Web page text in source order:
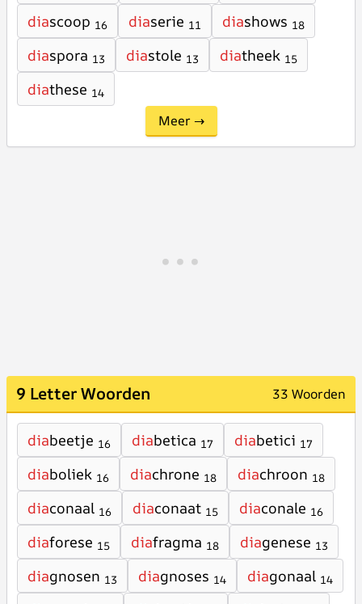
diascoop 16 diaserie 11 diashows 18
diaspora 13 diastole 13 diatheek 15
diathese 14
Meer →
9 Letter Woorden 33 Woorden
diabeetje 16 diabetica 17 diabetici 17
diaboliek 16 diachrone 18 diachroon 18
diaconaal 16 diaconaat 15 diaconale 16
diaforese 15 diafragma 18 diagenese 13
diagnosen 13 diagnoses 14 diagonaal 14